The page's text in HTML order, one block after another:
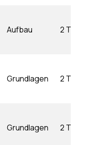
Aufbau 2 Tage
Grundlagen 2 Tage
Grundlagen 2 Tage